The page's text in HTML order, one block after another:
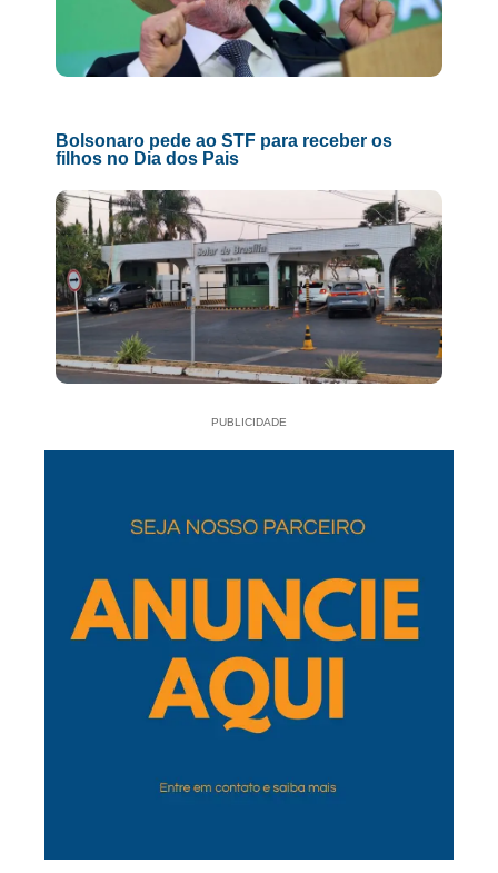
Bolsonaro pede ao STF para receber os
filhos no Dia dos Pais
PUBLICIDADE